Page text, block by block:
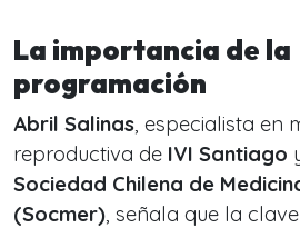
La importancia de la
programación
Abril Salinas, especialista en
reproductiva de IVI Santiago
Sociedad Chilena de
(Socmer), señala que la